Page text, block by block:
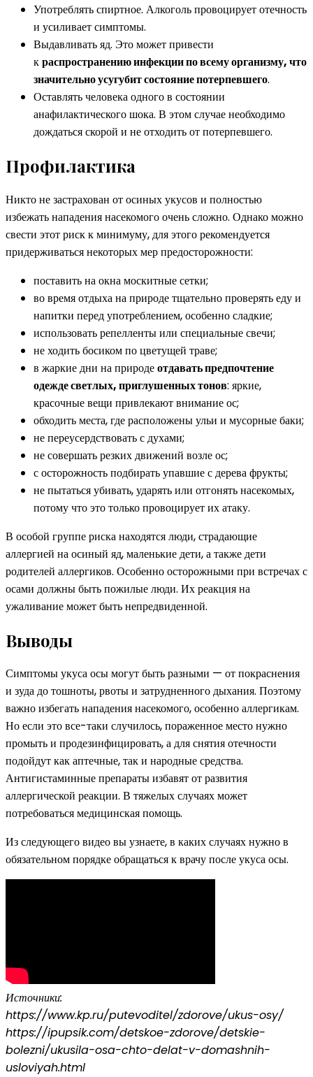
Употреблять спиртное. Алкоголь провоцирует отечность
и усиливает симптомы.
Выдавливать яд. Это может привести
краспространению инфекции по всему организму, что
значительно усугубит состояние потерпевшего.
Оставлять человека одного в состоянии
анафилактического шока. В этом случае необходимо
дождаться скорой и не отходить от потерпевшего.
Профилактика
Никто не застрахован от осиных укусов и полностью
избежать нападения насекомого очень сложно. Однако можно
свести этот риск к минимуму, для этого рекомендуется
придерживаться некоторых мер предосторожности:
поставить на окна москитные сетки;
во время отдыха на природе тщательно проверять еду и
напитки перед употреблением, особенно сладкие;
использовать репелленты или специальные свечи;
не ходить босиком по цветущей траве;
в жаркие дни на природеотдавать предпочтение
одежде светлых, приглушенных тонов: яркие,
красочные вещи привлекают внимание ос;
обходить места, где расположены ульи и мусорные баки;
не переусердствовать с духами;
не совершать резких движений возле ос;
с осторожность подбирать упавшие с дерева фрукты;
не пытаться убивать, ударять или отгонять насекомых,
потому что это только провоцирует их атаку.
В особой группе риска находятся люди, страдающие
аллергией на осиный яд, маленькие дети, а также дети
родителей аллергиков. Особенно осторожными при встречах с
осами должны быть пожилые люди. Их реакция на
ужаливание может быть непредвиденной.
Выводы
Симптомы укуса осы могут быть разными — от покраснения
и зуда до тошноты, рвоты и затрудненного дыхания. Поэтому
важно избегать нападения насекомого, особенно аллергикам.
Но если это все-таки случилось, пораженное место нужно
промыть и продезинфицировать, а для снятия отечности
подойдут как аптечные, так и народные средства.
Антигистаминные препараты избавят от развития
аллергической реакции. В тяжелых случаях может
потребоваться медицинская помощь.
Из следующего видео вы узнаете, в каких случаях нужно в
обязательном порядке обращаться к врачу после укуса осы.
Источники:
https://www.kp.ru/putevoditel/zdorove/ukus-osy/
https://ipupsik.com/detskoe-zdorove/detskie-
bolezni/ukusila-osa-chto-delat-v-domashnih-
usloviyah.html